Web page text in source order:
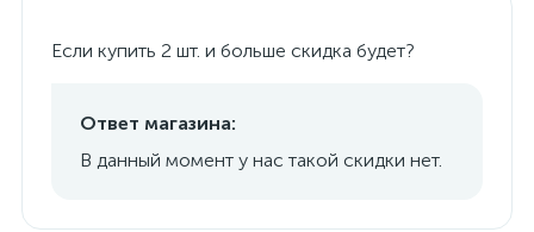
Если купить 2 шт. и больше скидка будет?
Ответ магазина:
В данный момент у нас такой скидки нет.